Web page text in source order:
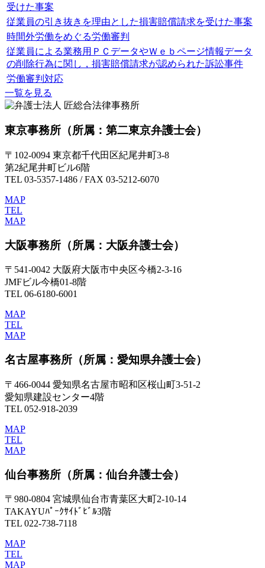
受けた事案
従業員の引き抜きを理由とした損害賠償請求を受けた事案
時間外労働をめぐる労働審判
従業員による業務用ＰＣデータやＷｅｂページ情報データ
の削除行為に関し，損害賠償請求が認められた訴訟事件
労働審判対応
一覧を見る
東京事務所 （所属：第二東京弁護士会）
〒102-0094 東京都千代田区紀尾井町3-8
第2紀尾井町ビル6階
TEL 03-5357-1486 / FAX 03-5212-6070
MAP
TEL
MAP
大阪事務所 （所属：大阪弁護士会）
〒541-0042 大阪府大阪市中央区今橋2-3-16
JMFビル今橋01-8階
TEL 06-6180-6001
MAP
TEL
MAP
名古屋事務所 （所属：愛知県弁護士会）
〒466-0044 愛知県名古屋市昭和区桜山町3-51-2
愛知県建設センター4階
TEL 052-918-2039
MAP
TEL
MAP
仙台事務所 （所属：仙台弁護士会）
〒980-0804 宮城県仙台市青葉区大町2-10-14
TAKAYUﾊﾟｰｸｻｲﾄﾞﾋﾞﾙ3階
TEL 022-738-7118
MAP
TEL
MAP